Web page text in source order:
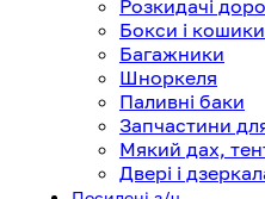
Розкидачі
Бокси і
Багажники
Шноркеля
Паливні баки
Запчастини
Мякий дах,
Двері і